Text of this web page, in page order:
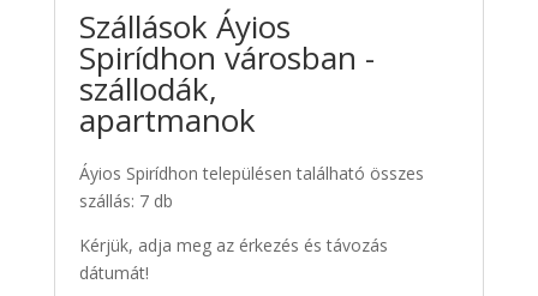
Szállások Áyios
Spirídhon városban -
szállodák,
apartmanok
Áyios Spirídhon településen található összes
szállás: 7 db
Kérjük, adja meg az érkezés és távozás
dátumát!